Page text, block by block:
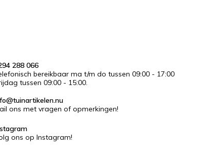
288 066
bereikbaar ma t/m do tussen 09:00 - 17:00
tussen 09:00 - 15:00.
ons met vragen of opmerkingen!
ons op Instagram!